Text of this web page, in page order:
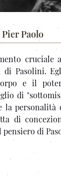
Paolo
cruciale
di Pasolini.
e il
di
la personalità
di
pensiero di